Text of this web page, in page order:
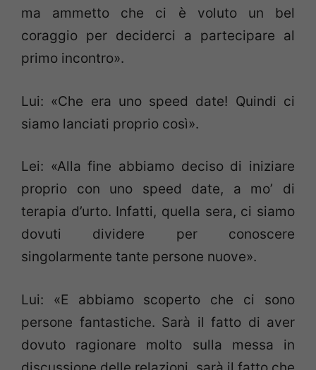
ma ammetto che ci è voluto un bel
coraggio per deciderci a partecipare al
primo incontro».
Lui: «Che era uno speed date! Quindi ci
siamo lanciati proprio così».
Lei: «Alla fine abbiamo deciso di iniziare
proprio con uno speed date, a mo’ di
terapia d’urto. Infatti, quella sera, ci siamo
dovuti dividere per conoscere
singolarmente tante persone nuove».
Lui: «E abbiamo scoperto che ci sono
persone fantastiche. Sarà il fatto di aver
dovuto ragionare molto sulla messa in